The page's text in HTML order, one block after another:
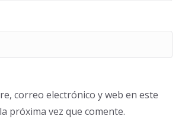
correo electrónico y web en este
próxima vez que comente.